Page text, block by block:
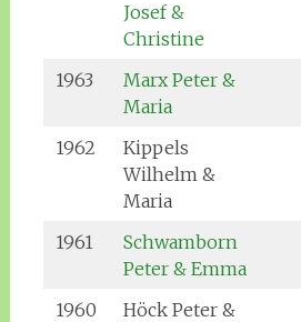
Josef &
Christine
1963
Marx Peter &
Maria
1962
Kippels
Wilhelm &
Maria
1961
Schwamborn
Peter & Emma
1960
Höck Peter &